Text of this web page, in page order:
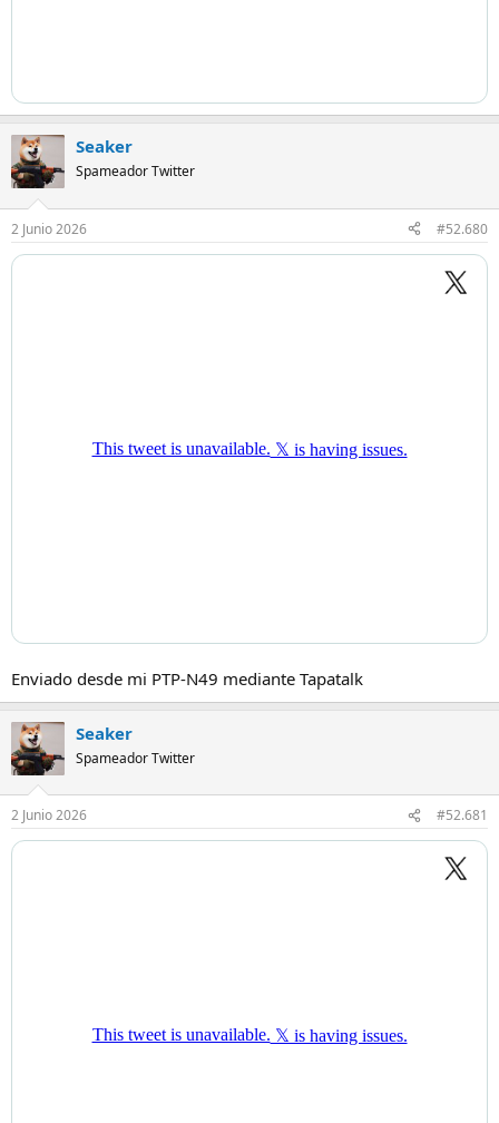
Seaker
Spameador Twitter
2 Junio 2026 #52.680
Enviado desde mi PTP-N49 mediante Tapatalk
Seaker
Spameador Twitter
2 Junio 2026 #52.681